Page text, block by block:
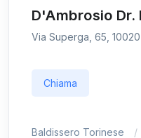
D'Ambrosio Dr.
Via Superga, 65,
Chiama
Baldissero Torinese